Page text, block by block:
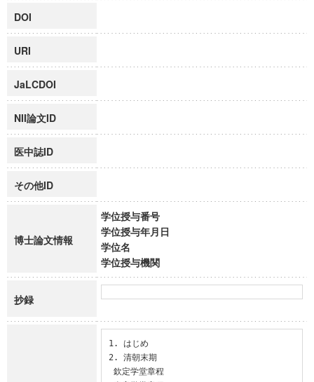
DOI
URI
JaLCDOI
NII論文ID
医中誌ID
その他ID
博士論文情報
学位授与番号
学位授与年月日
学位名
学位授与機関
抄録
1. はじめ
2. 清朝末期